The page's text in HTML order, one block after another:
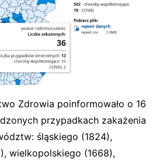
Zdrowia poinformowało o 16
przypadkach zakażenia
śląskiego (1824),
wielkopolskiego (1668),